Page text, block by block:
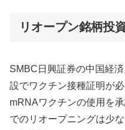
リオープン銘柄投
SMBC日興証券の中国経
設でワクチン接種証明が
mRNAワクチンの使用を
でのリオープニングは少